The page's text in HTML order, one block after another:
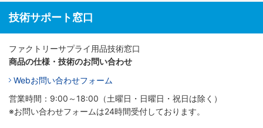
技術サポート窓口
ファクトリーサプライ用品技術窓口
商品の仕様・技術のお問い合わせ
Webお問い合わせフォーム
営業時間：9:00～18:00（土曜日・日曜日・祝日は除く）
※お問い合わせフォームは24時間受付しております。